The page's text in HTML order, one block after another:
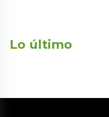
Lo último